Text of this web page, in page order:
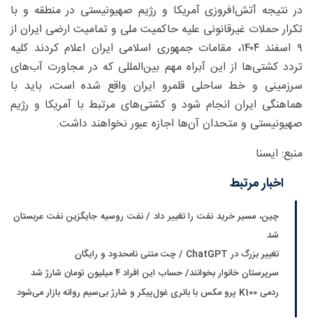
در نتیجه آتش‌افروزی آمریکا و رژیم صهیونیستی در منطقه و با
تکرار حملات غیرقانونی علیه حاکمیت ملی و تمامیت ارضی ایران از
۹ اسفند ۱۴۰۴، مقامات جمهوری اسلامی ایران اعلام کردند کلیه
تردد کشتی‌ها از این آبراه مهم بین‌المللی که در مجاورت آب‌های
سرزمینی و خط ساحلی قلمرو ایران واقع شده است، باید با
هماهنگی ایران انجام شود و کشتی‌های مرتبط با آمریکا و رژیم
صهیونیستی و متحدان آن‌ها اجازه عبور نخواهند داشت.
منبع: ایسنا
اخبار مرتبط
چین، مسیر خرید نفت را تغییر داد / نفت روسیه جایگزین نفت عربستان
شد
تغییر بزرگ در ChatGPT / چت متنی نامحدود و رایگان
سرپرستان خانوار بخوانند/ حساب این افراد ۴ میلیون تومان شارژ شد
ردمی K100 پرو مکس با باتری غول‌پیکر و شارژ بی‌سیم روانه بازار می‌شود